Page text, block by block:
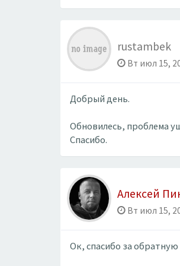
rustambek
Вт июл 15,
Добрый день.
Обновилесь, проблема
Спасибо.
Алексей
Вт июл 15,
Ок, спасибо за